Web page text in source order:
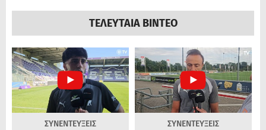
ΤΕΛΕΥΤΑΙΑ ΒΙΝΤΕΟ
ΣΥΝΕΝΤΕΥΞΕΙΣ ΣΥΝΕΝΤΕΥΞΕΙΣ